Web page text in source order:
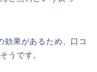
効果があるため、口コ
うです。